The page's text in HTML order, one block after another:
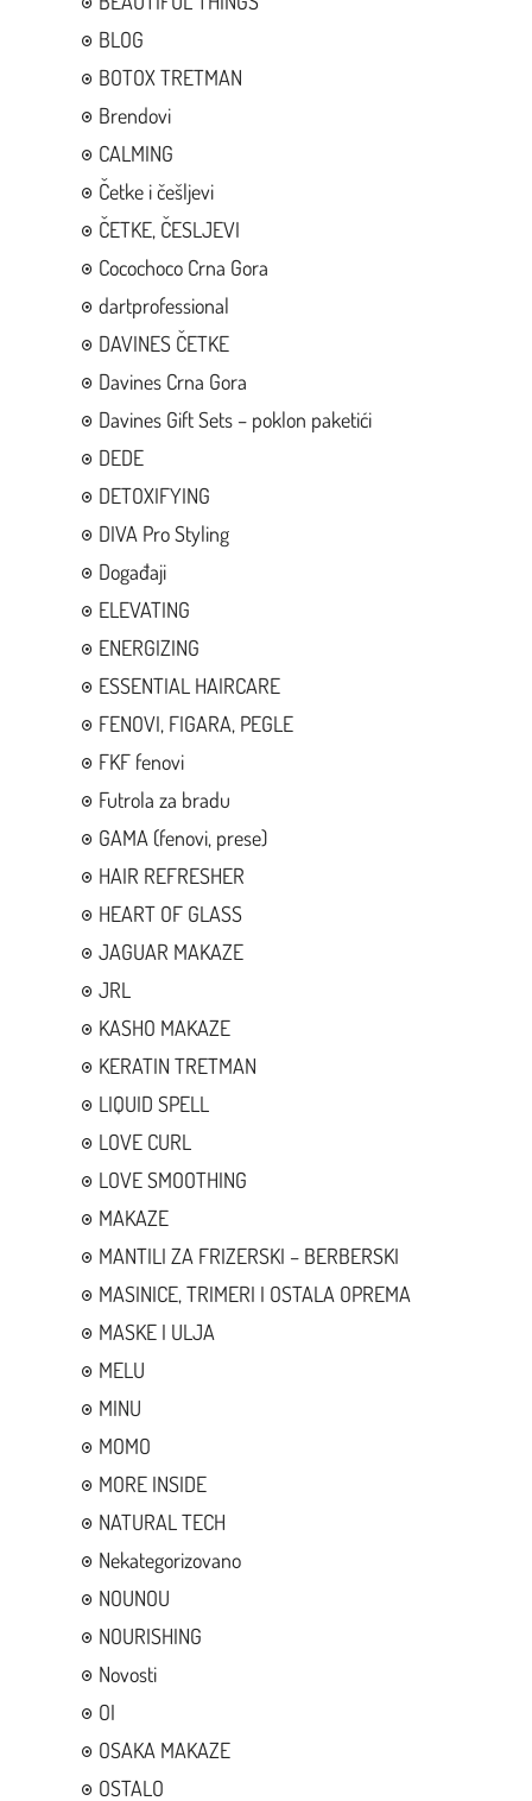
BLOG
BOTOX TRETMAN
Brendovi
CALMING
Četke i češljevi
ČETKE, ČESLJEVI
Cocochoco Crna Gora
dartprofessional
DAVINES ČETKE
Davines Crna Gora
Davines Gift Sets – poklon paketići
DEDE
DETOXIFYING
DIVA Pro Styling
Događaji
ELEVATING
ENERGIZING
ESSENTIAL HAIRCARE
FENOVI, FIGARA, PEGLE
FKF fenovi
Futrola za bradu
GAMA (fenovi, prese)
HAIR REFRESHER
HEART OF GLASS
JAGUAR MAKAZE
JRL
KASHO MAKAZE
KERATIN TRETMAN
LIQUID SPELL
LOVE CURL
LOVE SMOOTHING
MAKAZE
MANTILI ZA FRIZERSKI – BERBERSKI
MASINICE, TRIMERI I OSTALA OPREMA
MASKE I ULJA
MELU
MINU
MOMO
MORE INSIDE
NATURAL TECH
Nekategorizovano
NOUNOU
NOURISHING
Novosti
OI
OSAKA MAKAZE
OSTALO